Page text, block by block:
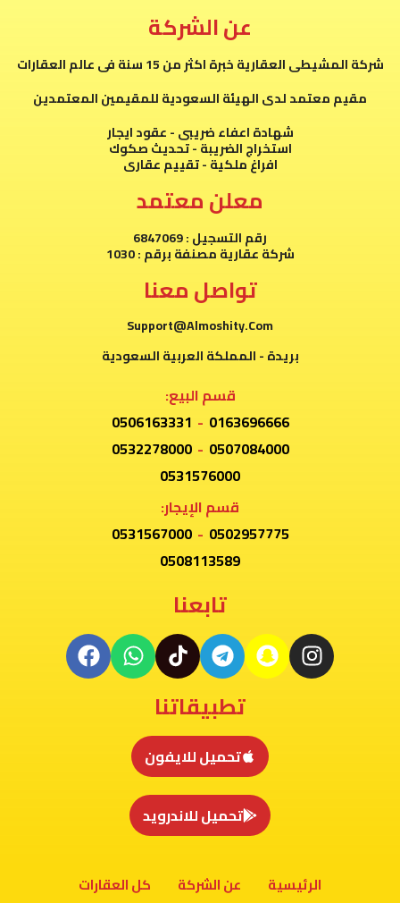
عن الشركة
شركة المشيطى العقارية خبرة اكثر من 15 سنة فى عالم العقارات
مقيم معتمد لدى الهيئة السعودية للمقيمين المعتمدين
شهادة اعفاء ضريبى - عقود ايجار
استخراج الضريبة - تحديث صكوك
افراغ ملكية - تقييم عقارى
معلن معتمد
رقم التسجيل : 6847069
شركة عقارية مصنفة برقم : 1030
تواصل معنا
Support@Almoshity.Com
بريدة - المملكة العربية السعودية
قسم البيع:
0163696666
-
0506163331
0507084000
-
0532278000
0531576000
قسم الإيجار:
0502957775
-
0531567000
0508113589
تابعنا
تطبيقاتنا
تحميل للايفون
تحميل للاندرويد
الرئيسية عن الشركة
كل العقارات